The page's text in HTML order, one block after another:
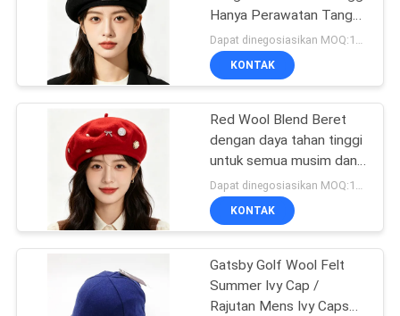
Hanya Perawatan Tangan
campuran wol lembut
dengan label huruf dan
serbaguna untuk semua
Dapat dinegosiasikan MOQ:100PCS
KONTAK
Red Wool Blend Beret
dengan daya tahan tinggi
untuk semua musim dan
ukuran yang disesuaikan
KONTAK
Gatsby Golf Wool Felt
Summer Ivy Cap /
Rajutan Mens Ivy Caps